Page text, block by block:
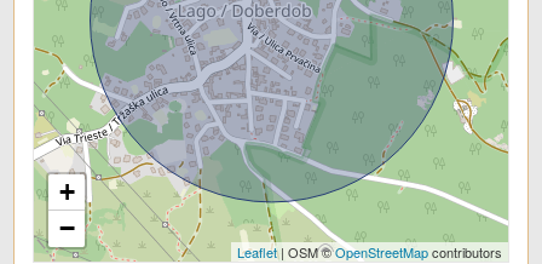
Bar
Uffici postali
Centri commerciali
Uffici comunali
+
−
Leaflet| OSM ©OpenStreetMapcontributors